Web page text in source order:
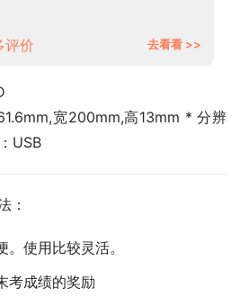
评价 去看看 >>
宽200mm,高13mm * 分辨
USB
：
。使用比较灵活。
考成绩的奖励